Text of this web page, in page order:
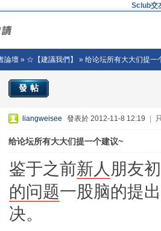
Sclub交
論壇» ☆【建議我們】 » 给论坛所有大大们提一
發帖
liangweisee 發表於 2012-11-8 12:19
给论坛所有大大们提一个建议~
鉴于之前新人 朋友
的问题一股脑的提
决。